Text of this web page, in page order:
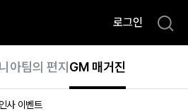
로그인
아팀의 편지 GM 매거진
사 이벤트